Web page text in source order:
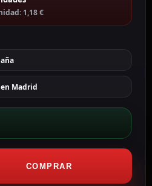
1,18 €
Madrid
COMPRAR